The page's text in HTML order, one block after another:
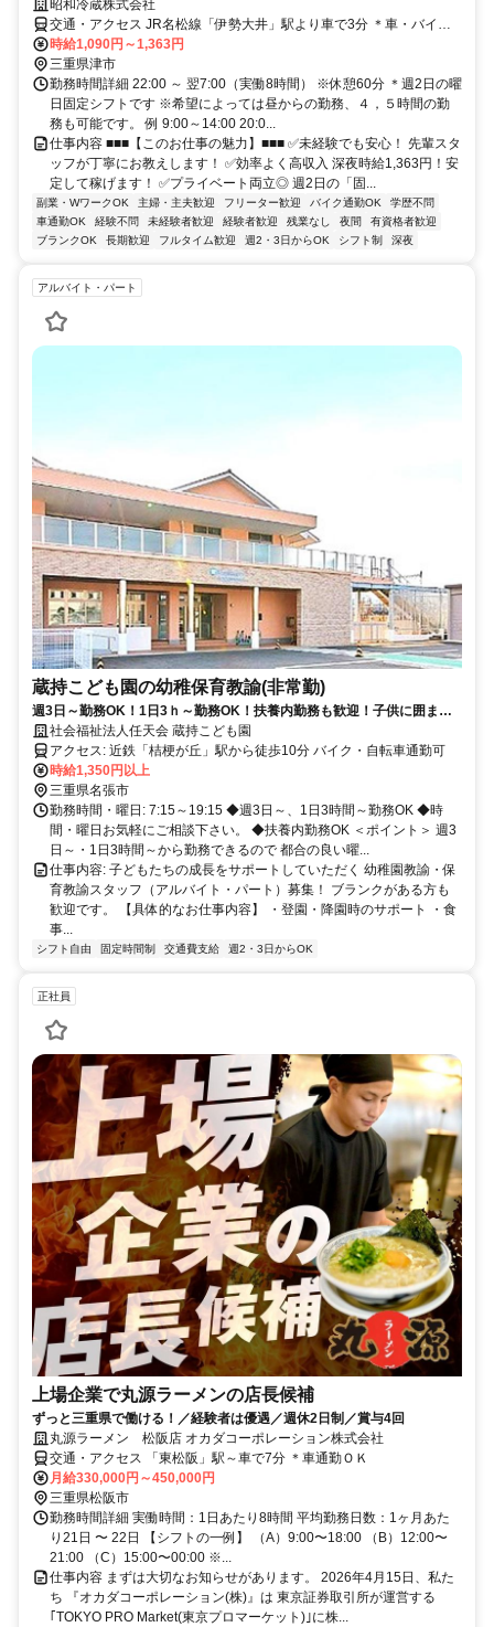
昭和冷蔵株式会社
交通・アクセス JR名松線「伊勢大井」駅より車で3分 ＊車・バイク
通勤OK
時給1,090円～1,363円
三重県津市
勤務時間詳細 22:00 ～ 翌7:00（実働8時間） ※休憩60分 ＊週2日の曜
日固定シフトです ※希望によっては昼からの勤務、４，５時間の勤
務も可能です。 例 9:00～14:00 20:0...
仕事内容 ■■■【このお仕事の魅力】■■■ ✅未経験でも安心！ 先輩スタ
ッフが丁寧にお教えします！ ✅効率よく高収入 深夜時給1,363円！安
定して稼げます！ ✅プライベート両立◎ 週2日の「固...
副業・WワークOK 主婦・主夫歓迎 フリーター歓迎 バイク通勤OK
学歴不問
車通勤OK
経験不問 未経験者歓迎 経験者歓迎 残業なし 夜間
有資格者歓迎
ブランクOK
長期歓迎 フルタイム歓迎 週2・3日からOK シフト制 深夜
アルバイト・パート
蔵持こども園の幼稚保育教諭(非常勤)
週3日～勤務OK！1日3ｈ～勤務OK！扶養内勤務も歓迎！子供に囲まれ
て元気いっぱいの職場！
社会福祉法人任天会 蔵持こども園
アクセス: 近鉄「桔梗が丘」駅から徒歩10分 バイク・自転車通勤可
時給1,350円以上
三重県名張市
勤務時間・曜日: 7:15～19:15 ◆週3日～、1日3時間～勤務OK ◆時
間・曜日お気軽にご相談下さい。 ◆扶養内勤務OK ＜ポイント＞ 週3
日～・1日3時間～から勤務できるので 都合の良い曜...
仕事内容: 子どもたちの成長をサポートしていただく 幼稚園教諭・保
育教諭スタッフ（アルバイト・パート）募集！ ブランクがある方も
歓迎です。 【具体的なお仕事内容】 ・登園・降園時のサポート ・食
事...
シフト自由 固定時間制 交通費支給 週2・3日からOK
正社員
上場企業で丸源ラーメンの店長候補
ずっと三重県で働ける！／経験者は優遇／週休2日制／賞与4回
丸源ラーメン 松阪店 オカダコーポレーション株式会社
交通・アクセス 「東松阪」駅～車で7分 ＊車通勤ＯＫ
月給330,000円～450,000円
三重県松阪市
勤務時間詳細 実働時間：1日あたり8時間 平均勤務日数：1ヶ月あた
り21日 〜 22日 【シフトの一例】 （A）9:00〜18:00 （B）12:00〜
21:00 （C）15:00〜00:00 ※...
仕事内容 まずは大切なお知らせがあります。 2026年4月15日、私た
ち 『オカダコーポレーション(株)』は 東京証券取引所が運営する
｢TOKYO PRO Market(東京プロマーケット)｣に株...